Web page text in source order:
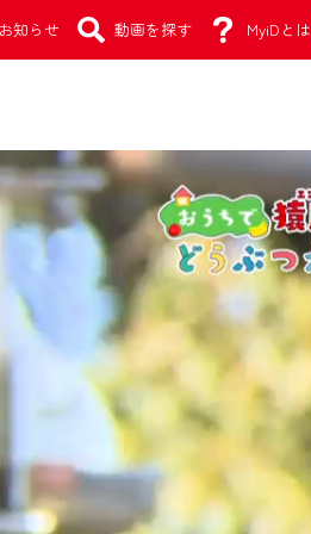
知らせ 動画を探す MyiDとは